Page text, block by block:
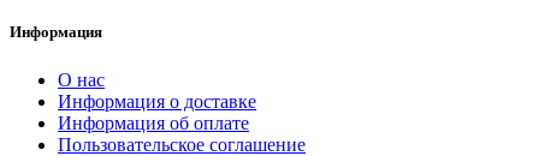
Информация
О нас
Информация о доставке
Информация об оплате
Пользовательское соглашение